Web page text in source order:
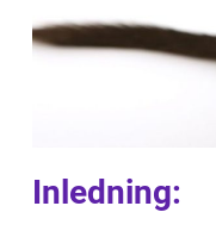
Inledning: